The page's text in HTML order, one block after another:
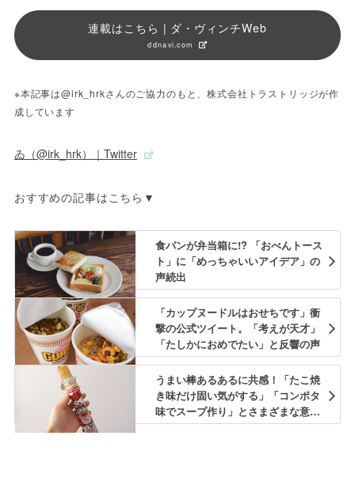
連載はこちら | ダ・ヴィンチWeb
ddnavi.com
※本記事は@irk_hrkさんのご協力のもと、株式会社トラストリッジが作
成しています
ゐ（@irk_hrk）｜Twitter
おすすめの記事はこちら▼
食パンが弁当箱に!? 「おべんトース
ト」に「めっちゃいいアイデア」の
声続出
「カップヌードルはおせちです」衝
撃の公式ツイート。「考えが天才」
「たしかにおめでたい」と反響の声
うまい棒あるあるに共感！「たこ焼
き味だけ固い気がする」「コンポタ
味でスープ作り」とさまざまな意見
集まる